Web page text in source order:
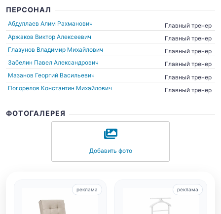
ПЕРСОНАЛ
Абдуллаев Алим Рахманович
Главный тренер
Аржаков Виктор Алексеевич
Главный тренер
Глазунов Владимир Михайлович
Главный тренер
Забелин Павел Александрович
Главный тренер
Мазанов Георгий Васильевич
Главный тренер
Погорелов Константин Михайлович
Главный тренер
ФОТОГАЛЕРЕЯ
Добавить фото
реклама реклама